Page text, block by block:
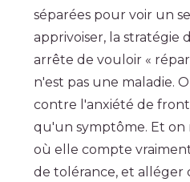
séparées pour voir un
apprivoiser, la stratégie
arrête de vouloir «
n'est pas une maladie.
contre l'anxiété de
qu'un symptôme. Et on
où elle compte
de tolérance, et alléger